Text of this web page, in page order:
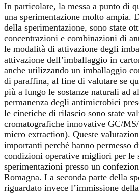
In particolare, la messa a punto di
una sperimentazione molto ampia.
della sperimentazione, sono state
concentrazioni e combinazioni di
le modalità di attivazione degli
attivazione dell’imballaggio in
anche utilizzando un imballaggio
di paraffina, al fine di valutare se
più a lungo le sostanze naturali ad
permanenza degli antimicrobici
le cinetiche di rilascio sono state
cromatografiche innovative GC/
micro extraction). Queste
importanti perché hanno permesso
condizioni operative migliori per le
sperimentazioni presso un
Romagna. La seconda parte della
riguardato invece l’immissione